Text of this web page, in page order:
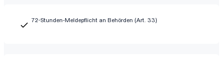
72-Stunden-Meldepflicht an Behörden (Art. 33)